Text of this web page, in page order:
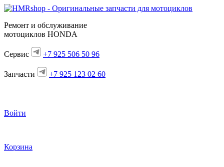
Ремонт и обслуживание
мотоциклов HONDA
Сервис +7 925 506 50 96
Запчасти +7 925 123 02 60
Войти
Корзина